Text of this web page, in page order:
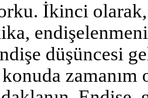
İkinci olarak,
düşüncesi
zamanım